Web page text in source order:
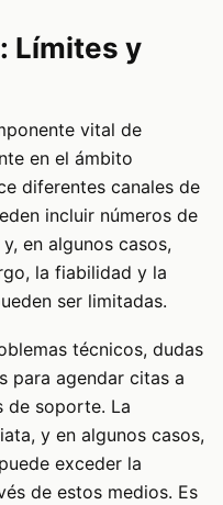
Límites y
vital de
en el ámbito
diferentes canales de
incluir números de
en algunos casos,
la fiabilidad y la
ser limitadas.
técnicos, dudas
para agendar citas a
de soporte. La
y en algunos casos,
exceder la
de estos medios. Es